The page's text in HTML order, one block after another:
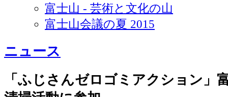
富士山 - 芸術と文化の山
富士山会議の夏 2015
ニュース
「ふじさんゼロゴミアクション」